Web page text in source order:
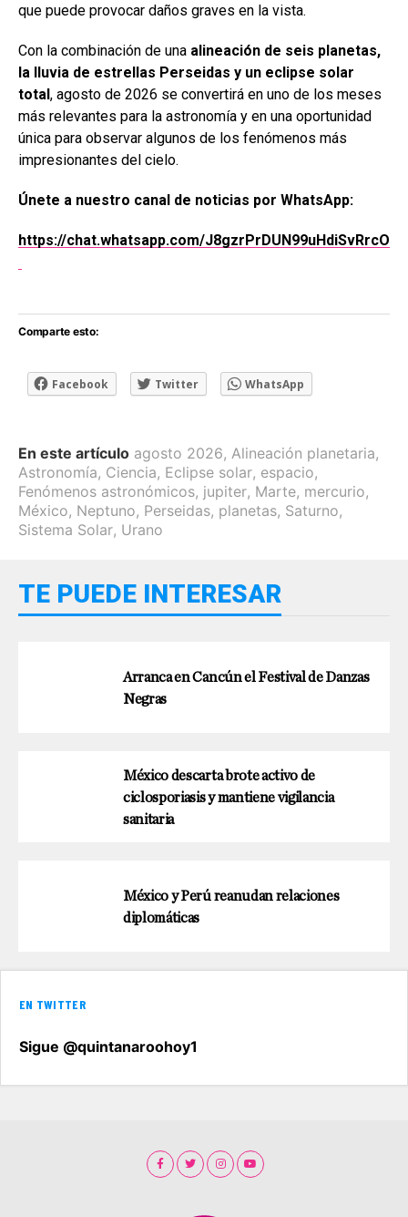
que puede provocar daños graves en la vista.
Con la combinación de una alineación de seis planetas,
la lluvia de estrellas Perseidas y un eclipse solar
total, agosto de 2026 se convertirá en uno de los meses
más relevantes para la astronomía y en una oportunidad
única para observar algunos de los fenómenos más
impresionantes del cielo.
Únete a nuestro canal de noticias por WhatsApp:
https://chat.whatsapp.com/J8gzrPrDUN99uHdiSvRrcO
Comparte esto:
Facebook Twitter WhatsApp
En este artículo agosto 2026, Alineación planetaria,
Astronomía, Ciencia, Eclipse solar, espacio,
Fenómenos astronómicos, jupiter, Marte, mercurio,
México, Neptuno, Perseidas, planetas, Saturno,
Sistema Solar, Urano
TE PUEDE INTERESAR
Arranca en Cancún el Festival de Danzas
Negras
México descarta brote activo de
ciclosporiasis y mantiene vigilancia
sanitaria
México y Perú reanudan relaciones
diplomáticas
EN TWITTER
Sigue @quintanaroohoy1